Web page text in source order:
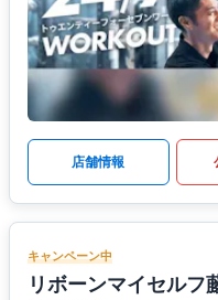
店舗情報
キャンペーン中
リボーンマイセルフ